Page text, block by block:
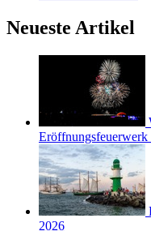
Neueste Artikel
2026